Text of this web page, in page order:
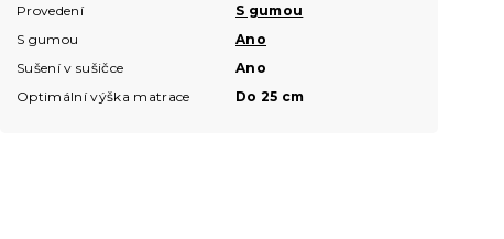
Provedení
S gumou
S gumou
Ano
Sušení v sušičce
Ano
Optimální výška matrace
Do 25 cm